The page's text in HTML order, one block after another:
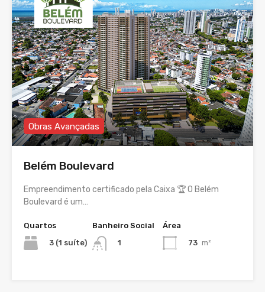
Obras Avançadas
Belém Boulevard
Empreendimento certificado pela Caixa 🏆 O Belém
Boulevard é um…
Quartos
3 (1 suíte)
Banheiro Social
1
Área
73 m²